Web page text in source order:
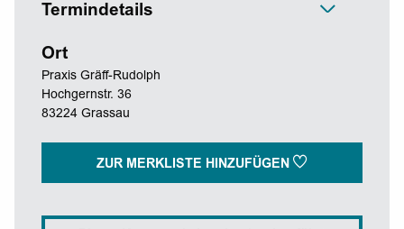
Termindetails
Ort
Praxis Gräff-Rudolph
Hochgernstr. 36
83224 Grassau
ZUR MERKLISTE HINZUFÜGEN